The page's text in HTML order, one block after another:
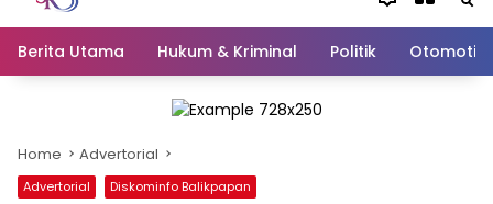
Berita Utama Hukum & Kriminal Politik Otomotif
Home Advertorial
Advertorial Diskominfo Balikpapan